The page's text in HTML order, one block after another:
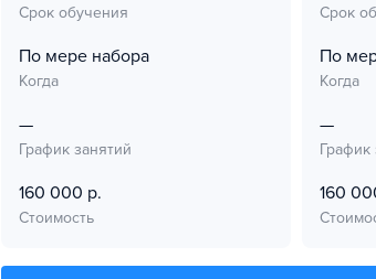
Срок обучения
По мере набора
Когда
—
График занятий
160 000 р.
Стоимость
Срок
По
Когда
—
График
160